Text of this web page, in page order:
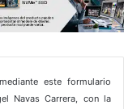
este formulario
Navas Carrera, con la